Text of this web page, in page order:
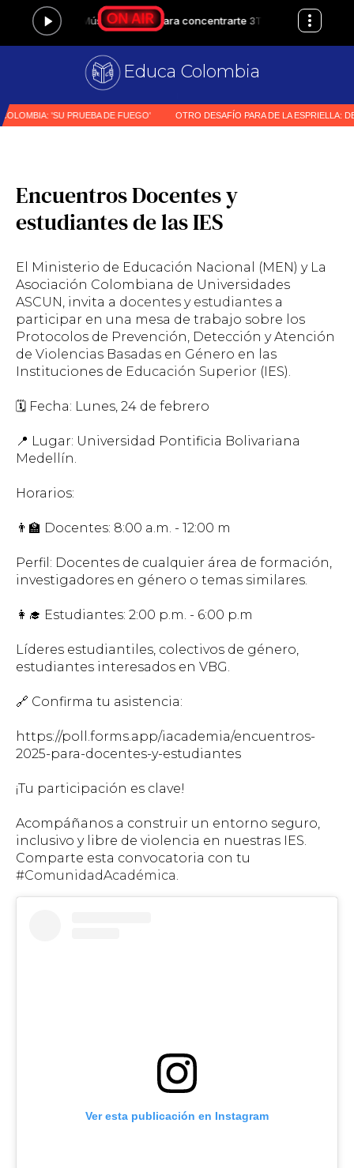
Educa Colombia
Encuentros Docentes y
estudiantes de las IES
El Ministerio de Educación Nacional (MEN) y La
Asociación Colombiana de Universidades
ASCUN, invita a docentes y estudiantes a
participar en una mesa de trabajo sobre los
Protocolos de Prevención, Detección y Atención
de Violencias Basadas en Género en las
Instituciones de Educación Superior (IES).
🗓 Fecha: Lunes, 24 de febrero
📍 Lugar: Universidad Pontificia Bolivariana
Medellín.
Horarios:
👨‍🏫 Docentes: 8:00 a.m. - 12:00 m
Perfil: Docentes de cualquier área de formación,
investigadores en género o temas similares.
👩‍🎓 Estudiantes: 2:00 p.m. - 6:00 p.m
Líderes estudiantiles, colectivos de género,
estudiantes interesados en VBG.
🔗 Confirma tu asistencia:
https://poll.forms.app/iacademia/encuentros-
2025-para-docentes-y-estudiantes
¡Tu participación es clave!
Acompáñanos a construir un entorno seguro,
inclusivo y libre de violencia en nuestras IES.
Comparte esta convocatoria con tu
#ComunidadAcadémica.
Ver esta publicación en Instagram